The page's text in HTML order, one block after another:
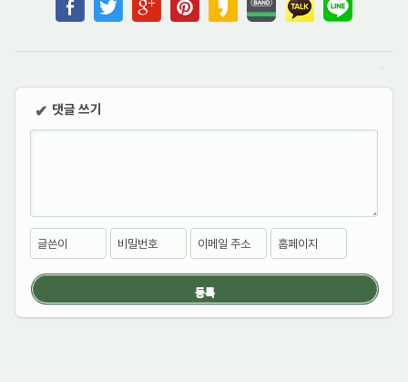
✔ 댓글 쓰기
글쓴이 비밀번호 이메일 주소 홈페이지